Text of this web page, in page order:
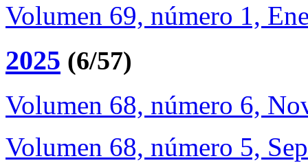
Volumen 69, número 1,
2025 (6/57)
Volumen 68, número 6,
Volumen 68, número 5,